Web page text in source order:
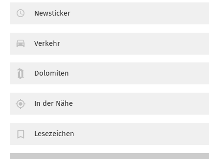
Newsticker
Verkehr
Dolomiten
In der Nähe
Lesezeichen